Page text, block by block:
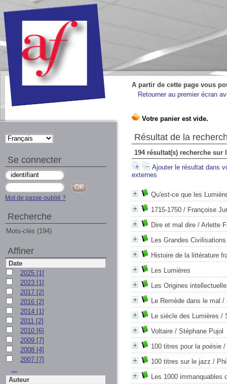
A partir de cette page vous
Retourner au premier écran
Résultat de la
194 résultat(s) recherche
Ajouter le résultat dans
externes
Qu'est-ce que les
1715-1750 / Françoise
Dire et mal dire / Arlette
Les Grandes
Histoire de la littérature
Les Lumières
Les Origines
Le Remède dans le mal /
Le siècle des Lumières /
Voltaire / Stéphane Pujol
100 titres pour la poésie /
100 titres sur le jazz /
Les 1000 immanquables
Se connecter
Mot de passe oublié ?
Recherche
Mots-clés (194)
Affiner
Date
2025 [1]
2023 [1]
2017 [2]
2016 [2]
2014 [1]
2011 [2]
2010 [6]
2009 [7]
2008 [4]
2007 [7]
...
Auteur